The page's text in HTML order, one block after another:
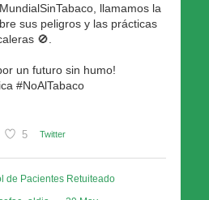
llamamos la
sus peligros y las prácticas
🚫.
un futuro sin humo!
#NoAlTabaco
5 Twitter
de Pacientes Retuiteado